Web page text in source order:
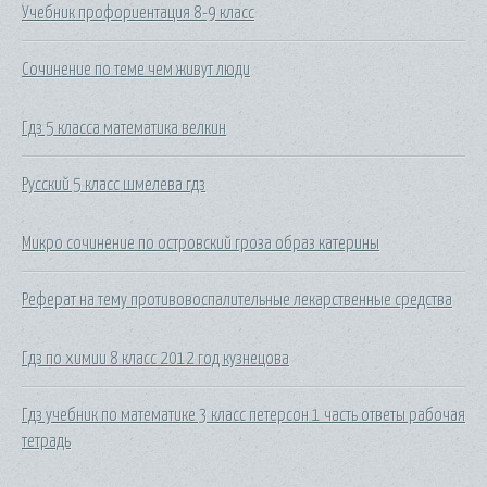
Учебник профориентация 8-9 класс
Сочинение по теме чем живут люди
Гдз 5 класса математика велкин
Русский 5 класс шмелева гдз
Микро сочинение по островский гроза образ катерины
Реферат на тему противовоспалительные лекарственные средства
Гдз по химии 8 класс 2012 год кузнецова
Гдз учебник по математике 3 класс петерсон 1 часть ответы рабочая
тетрадь